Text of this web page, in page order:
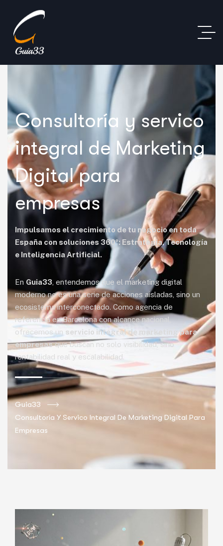
Consultoría y servico
integral de Marketing
Digital para
empresas
Impulsamos el crecimiento de tu negocio en toda
España con soluciones 360º: Estrategia, Tecnología
e Inteligencia Artificial.
En Guia33 , entendemos que el marketing digital
moderno no es una serie de acciones aisladas, sino un
ecosistema interconectado. Como agencia de
referencia en Barcelona con alcance nacional,
ofrecemos un servicio integral de marketing para
empresasque buscan no solo visibilidad, sino
rentabilidad real y escalabilidad.
Guia33
Consultoría Y Servico Integral De Marketing Digital Para
Empresas